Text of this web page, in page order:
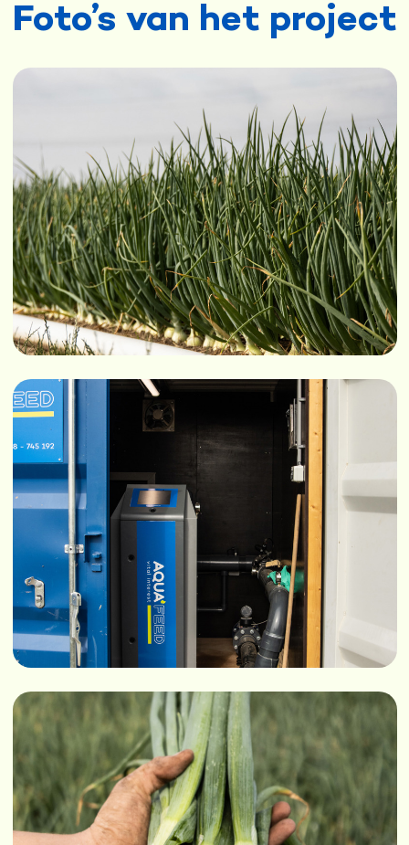
Foto’s van het project